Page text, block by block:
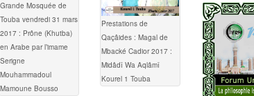
Grande Mosquée de
Touba vendredi 31 mars
2017 : Prône (Khutba)
en Arabe par l’imame
Serigne
Mouhammadoul
Mamoune Bousso
Prestations de
Qaçâides : Magal de
Mbacké Cadior 2017 :
Midâdî Wa Aqlâmî
Kourel 1 Touba